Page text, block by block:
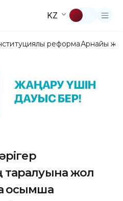
KZ
реформаАрнайы
таралуына жол